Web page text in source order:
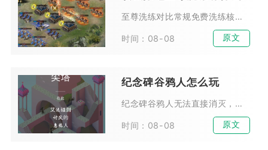
至尊洗练对比常规免费洗练核心区别集中在资源消耗、属性升级概率、高阶装备适配、洗练点数收益四大维度，前者是突破装备满级瓶颈、打造真套装与极套装的核心手段，后者仅适合前期铺垫...
时间：08-08 原文
纪念碑谷鸦人怎么玩
纪念碑谷鸦人无法直接消灭，游玩核心思路分为两类，前期依靠时机预判与机关调整规避阻拦，中后期借助场景结构引导鸦人踩踏压力机关解锁通路。鸦人不会主动追击目标，只会持续在预设路...
时间：08-08 原文